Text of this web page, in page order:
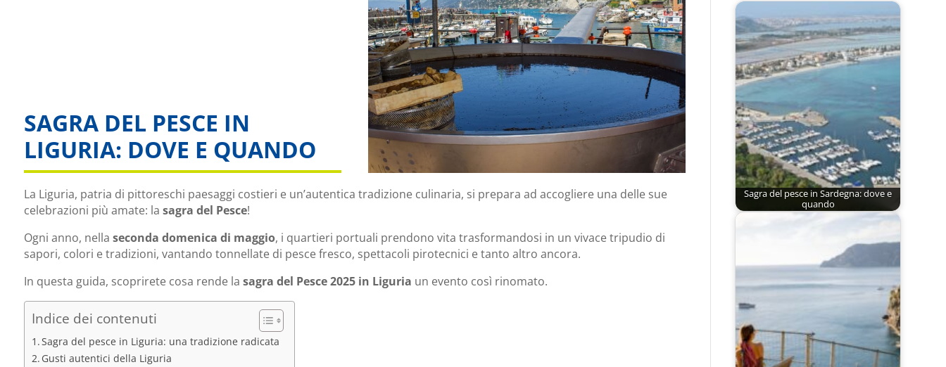
SAGRA DEL PESCE IN
LIGURIA: DOVE E QUANDO
La Liguria, patria di pittoreschi paesaggi costieri e un’autentica tradizione culinaria, si prepara ad accogliere una delle sue
celebrazioni più amate: la sagra del Pesce!
Ogni anno, nella seconda domenica di maggio, i quartieri portuali prendono vita trasformandosi in un vivace tripudio di
sapori, colori e tradizioni, vantando tonnellate di pesce fresco, spettacoli pirotecnici e tanto altro ancora.
In questa guida, scoprirete cosa rende la sagra del Pesce 2025 in Liguria un evento così rinomato.
Indice dei contenuti
Sagra del pesce in Liguria: una tradizione radicata
Gusti autentici della Liguria
Sagra del pesce in Sardegna: dove e
quando